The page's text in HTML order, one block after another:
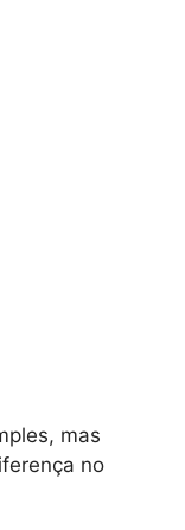
mas
no